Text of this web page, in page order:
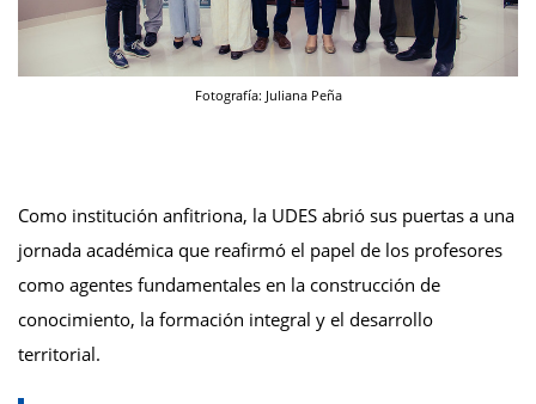
Fotografía: Juliana Peña
Como institución anfitriona, la UDES abrió sus puertas a una
jornada académica que reafirmó el papel de los profesores
como agentes fundamentales en la construcción de
conocimiento, la formación integral y el desarrollo
territorial.